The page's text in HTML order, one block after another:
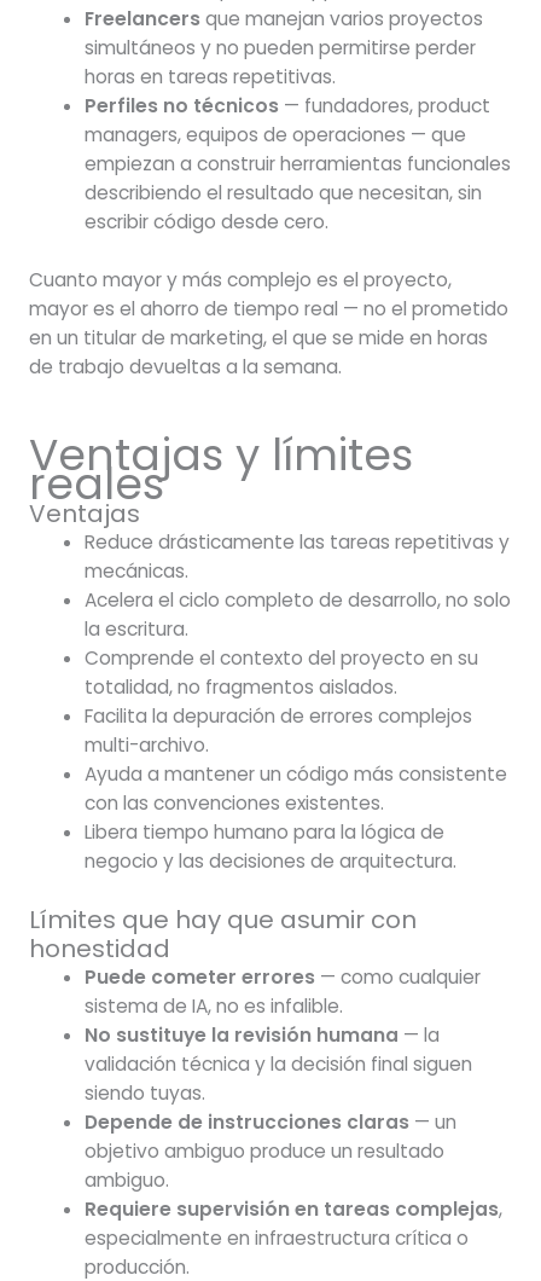
Freelancers que manejan varios proyectos
simultáneos y no pueden permitirse perder
horas en tareas repetitivas.
Perfiles no técnicos — fundadores, product
managers, equipos de operaciones — que
empiezan a construir herramientas funcionales
describiendo el resultado que necesitan, sin
escribir código desde cero.
Cuanto mayor y más complejo es el proyecto,
mayor es el ahorro de tiempo real — no el prometido
en un titular de marketing, el que se mide en horas
de trabajo devueltas a la semana.
Ventajas y límites
reales
Ventajas
Reduce drásticamente las tareas repetitivas y
mecánicas.
Acelera el ciclo completo de desarrollo, no solo
la escritura.
Comprende el contexto del proyecto en su
totalidad, no fragmentos aislados.
Facilita la depuración de errores complejos
multi-archivo.
Ayuda a mantener un código más consistente
con las convenciones existentes.
Libera tiempo humano para la lógica de
negocio y las decisiones de arquitectura.
Límites que hay que asumir con
honestidad
Puede cometer errores — como cualquier
sistema de IA, no es infalible.
No sustituye la revisión humana — la
validación técnica y la decisión final siguen
siendo tuyas.
Depende de instrucciones claras — un
objetivo ambiguo produce un resultado
ambiguo.
Requiere supervisión en tareas complejas,
especialmente en infraestructura crítica o
producción.